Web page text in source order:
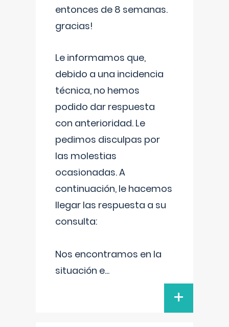
entonces de 8 semanas.
gracias!
Le informamos que,
debido a una incidencia
técnica, no hemos
podido dar respuesta
con anterioridad. Le
pedimos disculpas por
las molestias
ocasionadas. A
continuación, le hacemos
llegar las respuesta a su
consulta:
Nos encontramos en la
situación e...
+